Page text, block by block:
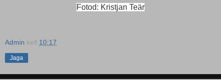
Fotod: Kristjan Teär
Admin kell 10:17
Jaga